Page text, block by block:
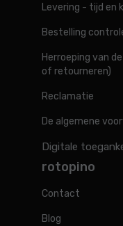
Levering - tijd en
Bestelling
Herroeping van
of retourneren)
Reclamatie
De algemene
Digitale
rotopino
Contact
Blog